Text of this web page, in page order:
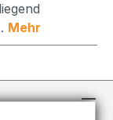
Mehr